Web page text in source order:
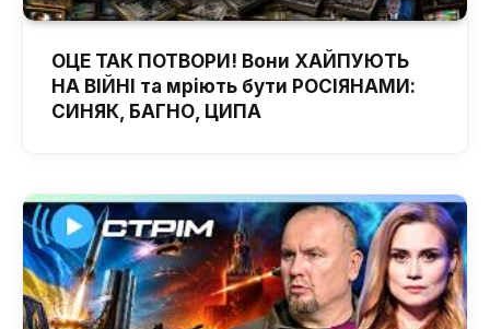
ОЦЕ ТАК ПОТВОРИ! Вони ХАЙПУЮТЬ
НА ВІЙНІ та мріють бути РОСІЯНАМИ:
СИНЯК, БАГНО, ЦИПА